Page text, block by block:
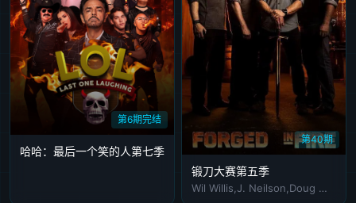
第6期完结
哈哈：最后一个笑的人第七季
第40期
锻刀大赛第五季
Wil Willis,J. Neilson,Doug Marcaida,David Baker,Ben Abbott